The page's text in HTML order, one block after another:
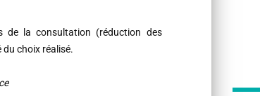
de la consultation (réduction des
choix réalisé.